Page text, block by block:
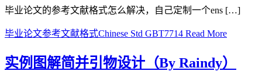
毕业论文的参考文献格式怎么解决，自己定制一个ens […]
毕业论文参考文献格式Chinese Std GBT7714 Read More
实例图解简并引物设计（By Raindy）